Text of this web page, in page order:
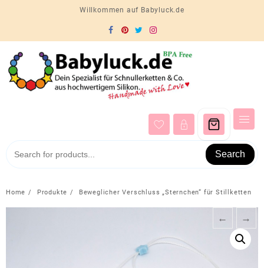
Willkommen auf Babyluck.de
Search
Home Produkte Beweglicher Verschluss „Sternchen“ für Stillketten
← →